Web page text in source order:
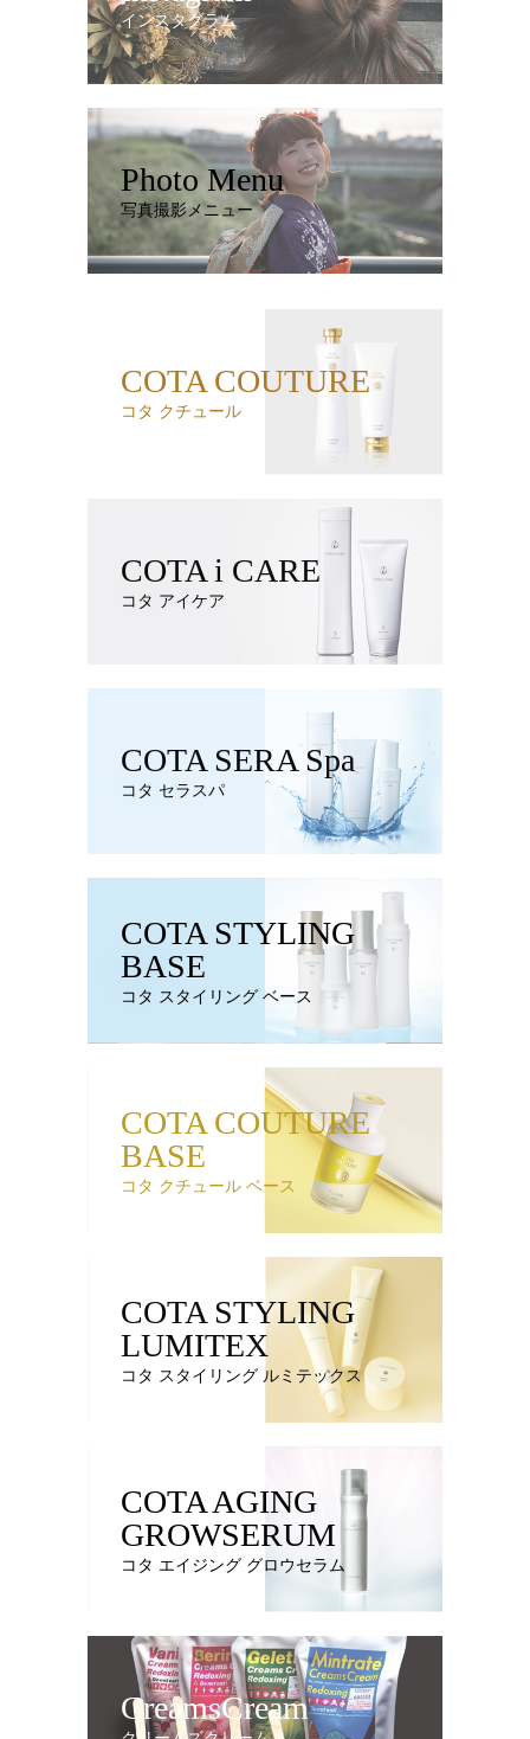
インスタグラム
Photo Menu
写真撮影メニュー
COTA COUTURE
コタ クチュール
COTA i CARE
コタ アイケア
COTA SERA Spa
コタ セラスパ
COTA STYLING
BASE
コタ スタイリング ベース
COTA COUTURE
BASE
コタ クチュール ベース
COTA STYLING
LUMITEX
コタ スタイリング ルミテックス
COTA AGING
GROWSERUM
コタ エイジング グロウセラム
CreamsCream